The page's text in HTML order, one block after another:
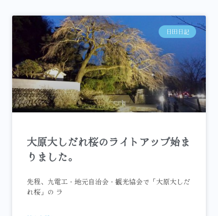
日田日記
大原大しだれ桜のライトアップ始ま
りました。
先程、九電工・地元自治会・観光協会で「大原大しだ
れ桜」の ラ